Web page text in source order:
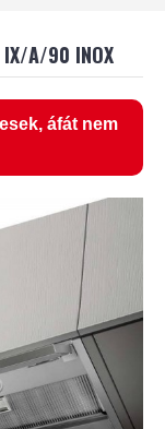
IX/A/90 INOX
áfát nem